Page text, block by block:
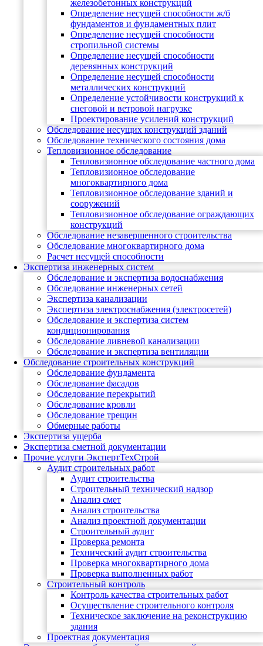
железобетонных конструкций
Определение несущей способности ж/б
фундаментов и фундаментных плит
Определение несущей способности
стропильной системы
Определение несущей способности
деревянных конструкций
Определение несущей способности
металлических конструкций
Определение устойчивости конструкций к
снеговой и ветровой нагрузке
Проектирование усилений конструкций
Обследование несущих конструкций зданий
Обследование технического состояния дома
Тепловизионное обследование
Тепловизионное обследование частного дома
Тепловизионное обследование
многоквартирного дома
Тепловизионное обследование зданий и
сооружений
Тепловизионное обследование ограждающих
конструкций
Обследование незавершенного строительства
Обследование многоквартирного дома
Расчет несущей способности
Экспертиза инженерных систем
Обследование и экспертиза водоснабжения
Обследование инженерных сетей
Экспертиза канализации
Экспертиза электроснабжения (электросетей)
Обследование и экспертиза систем
кондиционирования
Обследование ливневой канализации
Обследование и экспертиза вентиляции
Обследование строительных конструкций
Обследование фундамента
Обследование фасадов
Обследование перекрытий
Обследование кровли
Обследование трещин
Обмерные работы
Экспертиза ущерба
Экспертиза сметной документации
Прочие услуги ЭкспертТехСтрой
Аудит строительных работ
Аудит строительства
Строительный технический надзор
Анализ смет
Анализ строительства
Анализ проектной документации
Строительный аудит
Проверка ремонта
Технический аудит строительства
Проверка многоквартирного дома
Проверка выполненных работ
Строительный контроль
Контроль качества строительных работ
Осуществление строительного контроля
Техническое заключение на реконструкцию
здания
Проектная документация